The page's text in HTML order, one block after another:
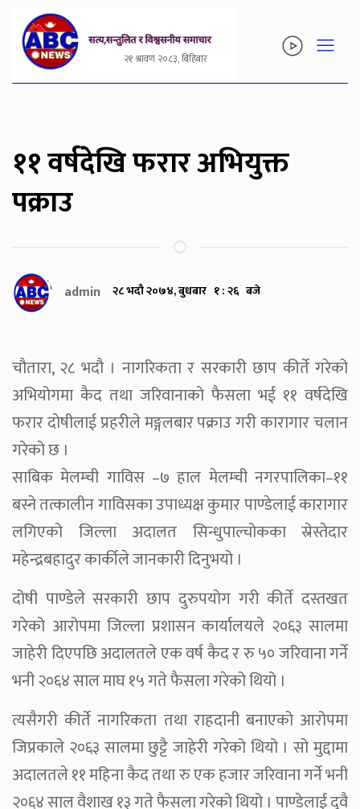
२१ श्रावण २०८३, बिहिबार
११ वर्षदेखि फरार अभियुक्त
पक्राउ
admin २८ भदौ २०७४, बुधबार १ : २६ बजे
चौतारा, २८ भदौ । नागरिकता र सरकारी छाप कीर्ते गरेको
अभियोगमा कैद तथा जरिवानाको फैसला भई ११ वर्षदेखि
फरार दोषीलाई प्रहरीले मङ्गलबार पक्राउ गरी कारागार चलान
गरेको छ ।
साबिक मेलम्ची गाविस –७ हाल मेलम्ची नगरपालिका–११
बस्ने तत्कालीन गाविसका उपाध्यक्ष कुमार पाण्डेलाई कारागार
लगिएको जिल्ला अदालत सिन्धुपाल्चोकका स्रेस्तेदार
महेन्द्रबहादुर कार्कीले जानकारी दिनुभयो ।
दोषी पाण्डेले सरकारी छाप दुरुपयोग गरी कीर्ते दस्तखत
गरेको आरोपमा जिल्ला प्रशासन कार्यालयले २०६३ सालमा
जाहेरी दिएपछि अदालतले एक वर्ष कैद र रु ५० जरिवाना गर्ने
भनी २०६४ साल माघ १५ गते फैसला गरेको थियो ।
त्यसैगरी कीर्ते नागरिकता तथा राहदानी बनाएको आरोपमा
जिप्रकाले २०६३ सालमा छुट्टै जाहेरी गरेको थियो । सो मुद्दामा
अदालतले ११ महिना कैद तथा रु एक हजार जरिवाना गर्ने भनी
२०६४ साल वैशाख १३ गते फैसला गरेको थियो । पाण्डेलाई दुवै